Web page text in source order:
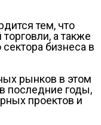
тем, что
а также
бизнеса в
рынков в этом
последние годы,
проектов и